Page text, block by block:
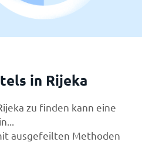
in Rijeka
zu finden kann eine
ausgefeilten Methoden